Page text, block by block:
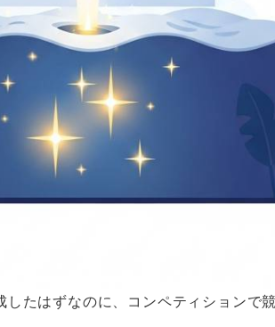
たはずなのに、コンペティションで